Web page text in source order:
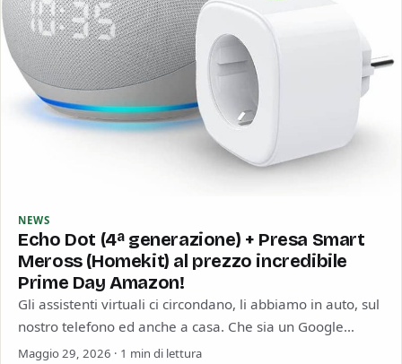
NEWS
Echo Dot (4ª generazione) + Presa Smart
Meross (Homekit) al prezzo incredibile
Prime Day Amazon!
Gli assistenti virtuali ci circondano, li abbiamo in auto, sul
nostro telefono ed anche a casa. Che sia un Google
Home, un…
Maggio 29, 2026 · 1 min di lettura